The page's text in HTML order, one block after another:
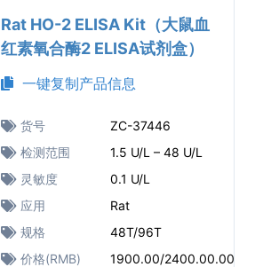
Rat HO-2 ELISA Kit（大鼠血
红素氧合酶2 ELISA试剂盒）
一键复制产品信息
货号
ZC-37446
检测范围
1.5 U/L – 48 U/L
灵敏度
0.1 U/L
应用
Rat
规格
48T/96T
价格(RMB)
1900.00/2400.00.00